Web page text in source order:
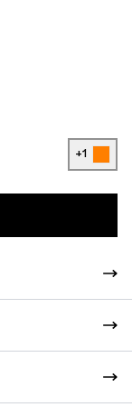
+1